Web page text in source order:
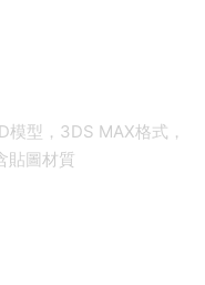
型，3DS MAX格式，
貼圖材質